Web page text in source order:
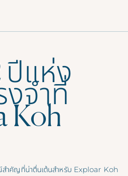
ปีแห่ง
จำที่
Koh
สำคัญที่น่าตื่นเต้นสำหรับ Exploar Koh